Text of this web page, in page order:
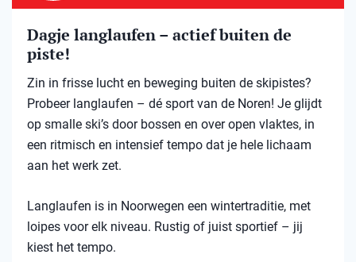
Dagje langlaufen – actief buiten de
piste!
Zin in frisse lucht en beweging buiten de skipistes?
Probeer langlaufen – dé sport van de Noren! Je glijdt
op smalle ski’s door bossen en over open vlaktes, in
een ritmisch en intensief tempo dat je hele lichaam
aan het werk zet.
Langlaufen is in Noorwegen een wintertraditie, met
loipes voor elk niveau. Rustig of juist sportief – jij
kiest het tempo.